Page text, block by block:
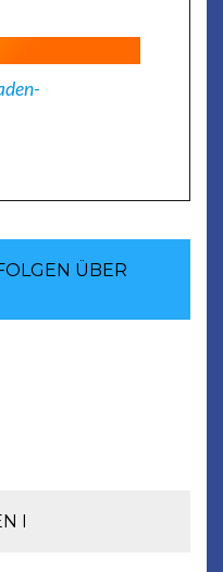
ÜBER
I